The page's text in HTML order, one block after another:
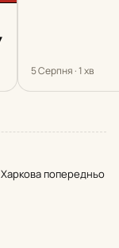
5 Серпня · 1 хв
Харкова попередньо